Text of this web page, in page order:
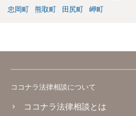
忠岡町
熊取町 田尻町 岬町
ココナラ法律相談について
ココナラ法律相談とは